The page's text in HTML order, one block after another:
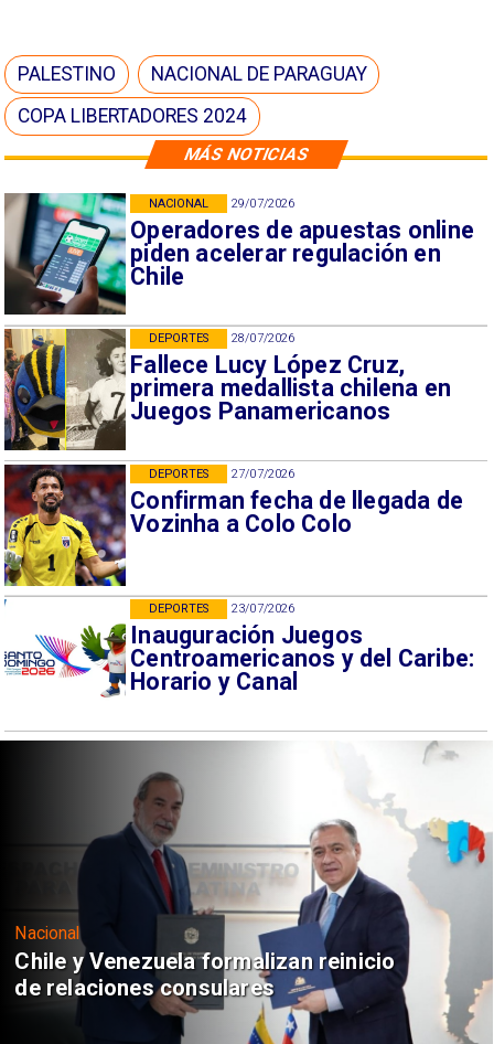
MÁS NOTICIAS
29/07/2026
Operadores de apuestas online
piden acelerar regulación en
Chile
NACIONAL
28/07/2026
Fallece Lucy López Cruz,
primera medallista chilena en
Juegos Panamericanos
DEPORTES
27/07/2026
Confirman fecha de llegada de
Vozinha a Colo Colo
DEPORTES
23/07/2026
Inauguración Juegos
Centroamericanos y del Caribe:
Horario y Canal
DEPORTES
PALESTINO
NACIONAL DE PARAGUAY
COPA LIBERTADORES 2024
Nacional
Chile y Venezuela formalizan reinicio
de relaciones consulares